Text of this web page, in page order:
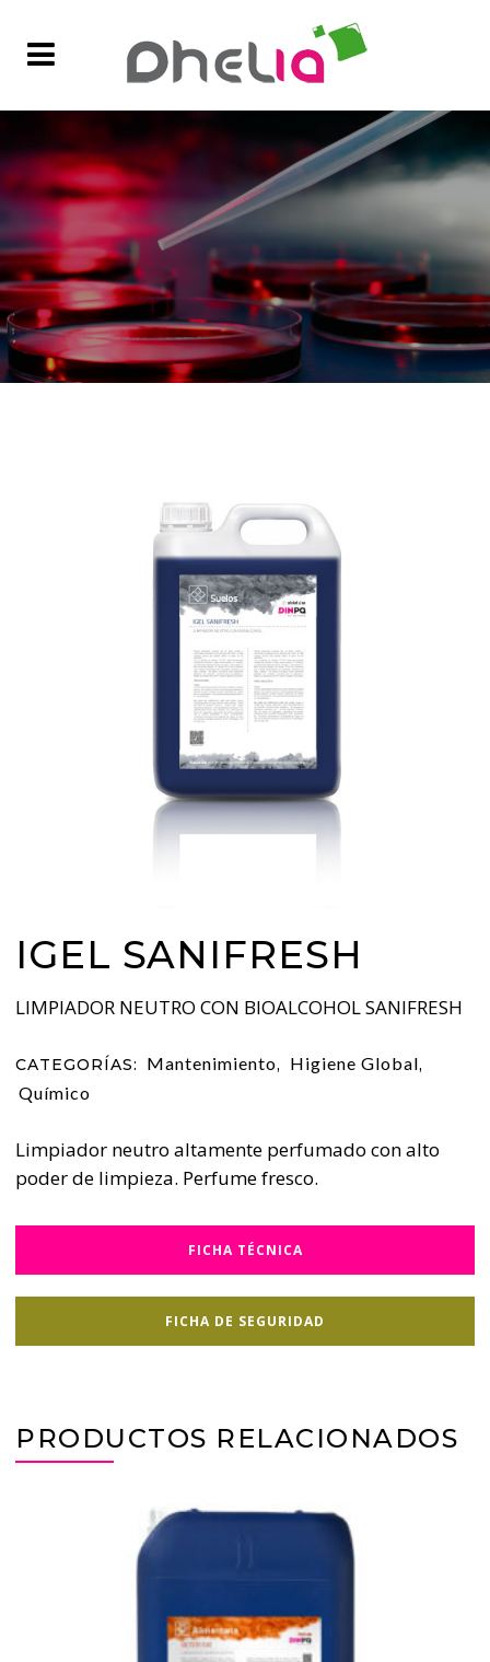
IGEL SANIFRESH
LIMPIADOR NEUTRO CON BIOALCOHOL SANIFRESH
CATEGORÍAS: Mantenimiento, Higiene Global,
Químico
Limpiador neutro altamente perfumado con alto
poder de limpieza. Perfume fresco.
FICHA TÉCNICA
FICHA DE SEGURIDAD
PRODUCTOS RELACIONADOS